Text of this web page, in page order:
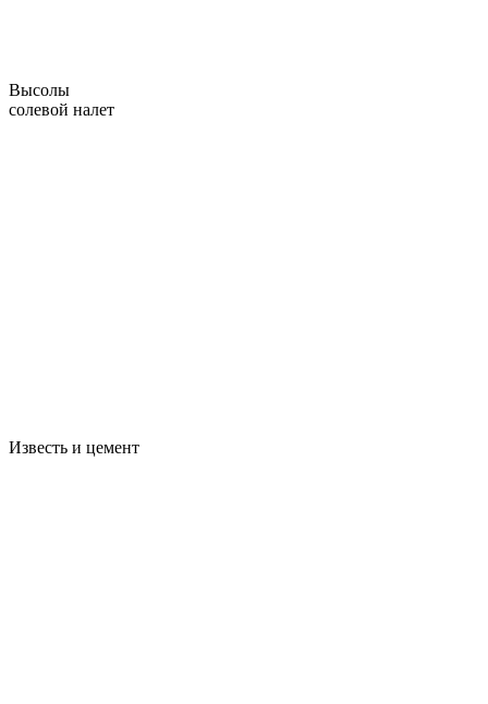
Высолы
солевой налет
Известь и цемент